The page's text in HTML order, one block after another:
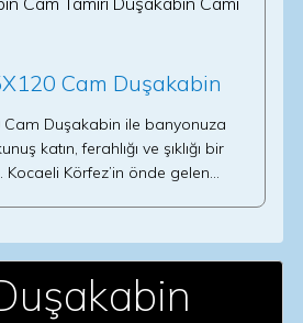
Cam Duşakabin
Cam Duşakabin ile banyonuza
katın, ferahlığı ve şıklığı bir
Kocaeli Körfez’in önde gelen…